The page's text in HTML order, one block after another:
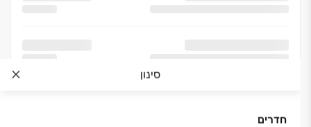
סינון
חדרים